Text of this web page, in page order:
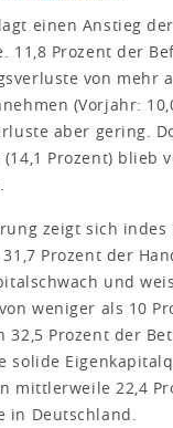
einen Anstieg der
11,8 Prozent der
von mehr
(Vorjahr:
aber gering.
Prozent) blieb
zeigt sich indes
Prozent der
und
weniger als 10
32,5 Prozent der
solide
mittlerweile 22,4
in Deutschland.